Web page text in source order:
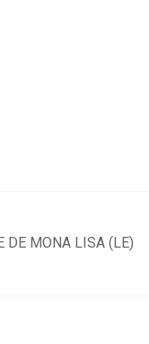
DE MONA LISA (LE)